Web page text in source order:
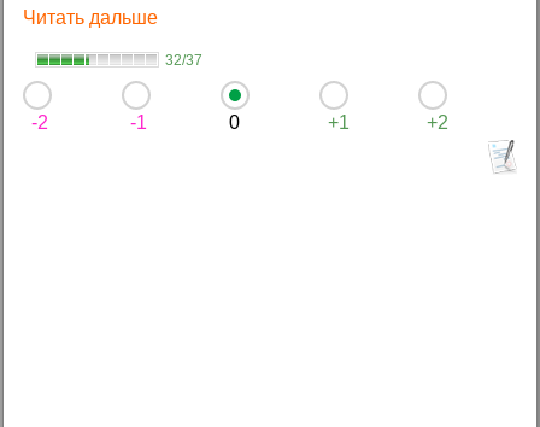
Читать дальше
32/37
-2 -1 0 +1 +2